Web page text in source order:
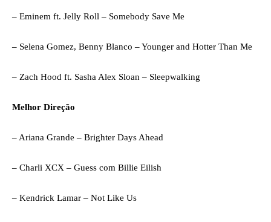
– Eminem ft. Jelly Roll – Somebody Save Me
– Selena Gomez, Benny Blanco – Younger and Hotter Than Me
– Zach Hood ft. Sasha Alex Sloan – Sleepwalking
Melhor Direção
– Ariana Grande – Brighter Days Ahead
– Charli XCX – Guess com Billie Eilish
– Kendrick Lamar – Not Like Us